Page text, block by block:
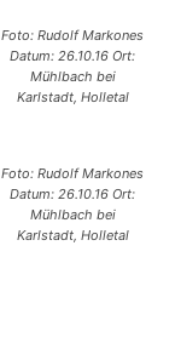
Foto: Rudolf Markones
Datum: 26.10.16 Ort:
Mühlbach bei
Karlstadt, Holletal
Foto: Rudolf Markones
Datum: 26.10.16 Ort:
Mühlbach bei
Karlstadt, Holletal